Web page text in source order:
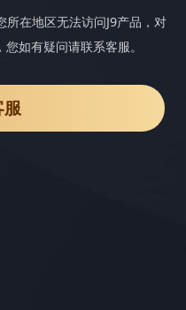
在地区无法访问J9产品，对
如有疑问请联系客服。
服